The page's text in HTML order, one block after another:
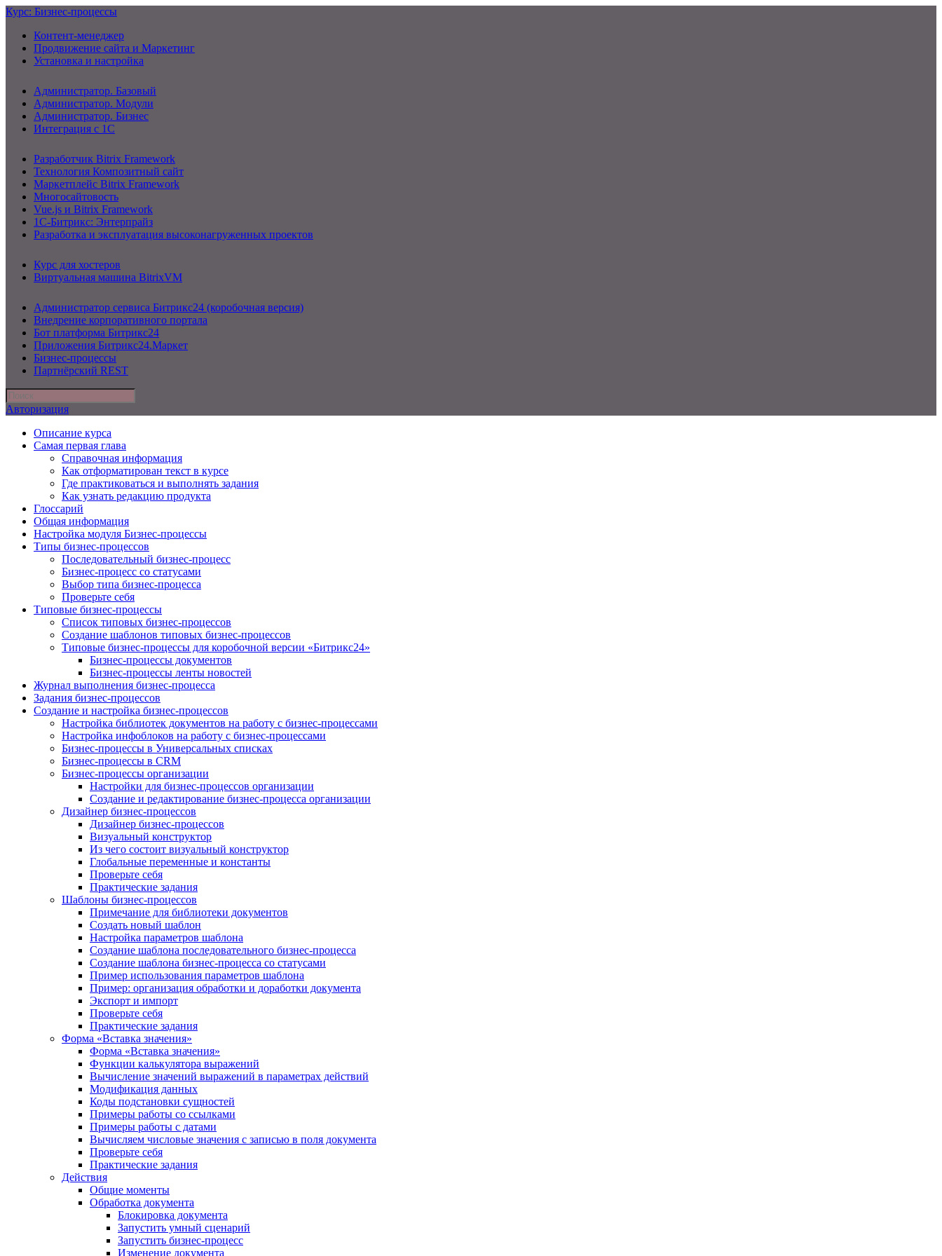
Курс: Бизнес-процессы
Контент-менеджер
Продвижение сайта и Маркетинг
Установка и настройка
Администратор. Базовый
Администратор. Модули
Администратор. Бизнес
Интеграция с 1С
Разработчик Bitrix Framework
Технология Композитный сайт
Маркетплейс Bitrix Framework
Многосайтовость
Vue.js и Bitrix Framework
1С-Битрикс: Энтерпрайз
Разработка и эксплуатация высоконагруженных проектов
Курс для хостеров
Виртуальная машина BitrixVM
Администратор сервиса Битрикс24 (коробочная версия)
Внедрение корпоративного портала
Бот платформа Битрикс24
Приложения Битрикс24.Маркет
Бизнес-процессы
Партнёрский REST
Авторизация
Описание курса
Самая первая глава
Справочная информация
Как отформатирован текст в курсе
Где практиковаться и выполнять задания
Как узнать редакцию продукта
Глоссарий
Общая информация
Настройка модуля Бизнес-процессы
Типы бизнес-процессов
Последовательный бизнес-процесс
Бизнес-процесс со статусами
Выбор типа бизнес-процесса
Проверьте себя
Типовые бизнес-процессы
Список типовых бизнес-процессов
Создание шаблонов типовых бизнес-процессов
Типовые бизнес-процессы для коробочной версии «Битрикс24»
Бизнес-процессы документов
Бизнес-процессы ленты новостей
Журнал выполнения бизнес-процесса
Задания бизнес-процессов
Создание и настройка бизнес-процессов
Настройка библиотек документов на работу с бизнес-процессами
Настройка инфоблоков на работу с бизнес-процессами
Бизнес-процессы в Универсальных списках
Бизнес-процессы в CRM
Бизнес-процессы организации
Настройки для бизнес-процессов организации
Создание и редактирование бизнес-процесса организации
Дизайнер бизнес-процессов
Дизайнер бизнес-процессов
Визуальный конструктор
Из чего состоит визуальный конструктор
Глобальные переменные и константы
Проверьте себя
Практические задания
Шаблоны бизнес-процессов
Примечание для библиотеки документов
Создать новый шаблон
Настройка параметров шаблона
Создание шаблона последовательного бизнес-процесса
Создание шаблона бизнес-процесса со статусами
Пример использования параметров шаблона
Пример: организация обработки и доработки документа
Экспорт и импорт
Проверьте себя
Практические задания
Форма «Вставка значения»
Форма «Вставка значения»
Функции калькулятора выражений
Вычисление значений выражений в параметрах действий
Модификация данных
Коды подстановки сущностей
Примеры работы со ссылками
Примеры работы с датами
Вычисляем числовые значения с записью в поля документа
Проверьте себя
Практические задания
Действия
Общие моменты
Обработка документа
Блокировка документа
Запустить умный сценарий
Запустить бизнес-процесс
Изменение документа